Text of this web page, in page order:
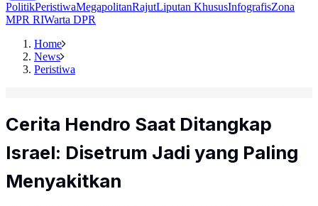
PolitikPeristiwaMegapolitanRajutLiputan KhususInfografisZona
MPR RIWarta DPR
Home
News
Peristiwa
Cerita Hendro Saat Ditangkap
Israel: Disetrum Jadi yang Paling
Menyakitkan